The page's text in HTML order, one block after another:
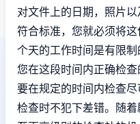
对文件上的日期，照片
符合标准，您就必须将
个天的工作时间是有限
您在这段时间内正确检
要在规定的时间内检查
检查时不犯下差错。随